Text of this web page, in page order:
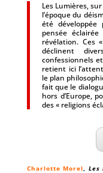
Les Lumières,
l’époque du
été
pensée
révélation. Ces
déclinent
confessionnels
retient ici
le plan
fait que le
hors d’Europe,
des « religions
Charlotte Morel, Les